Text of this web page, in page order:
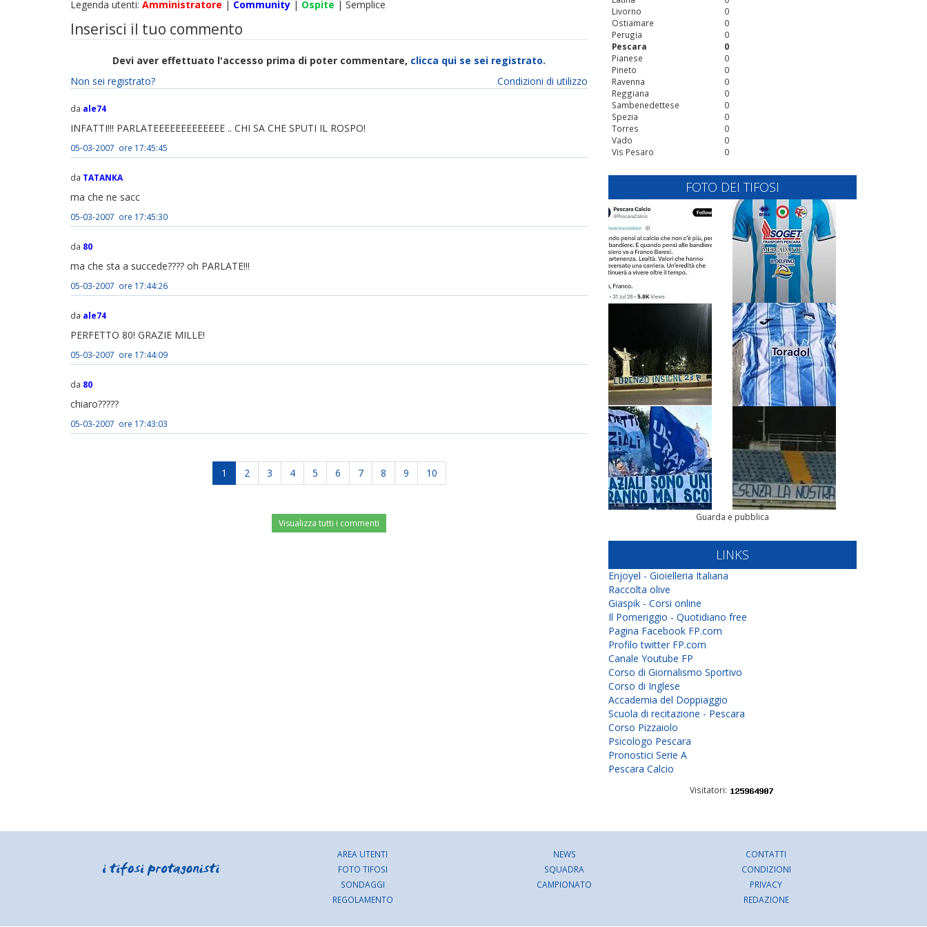
Legenda utenti: Amministratore | Community | Ospite | Semplice
Inserisci il tuo commento
Devi aver effettuato l'accesso prima di poter commentare, clicca qui se sei registrato.
Condizioni di utilizzo
Non sei registrato?
da ale74
INFATTI!!! PARLATEEEEEEEEEEEEE .. CHI SA CHE SPUTI IL ROSPO!
05-03-2007 ore 17:45:45
da TATANKA
ma che ne sacc
05-03-2007 ore 17:45:30
da 80
ma che sta a succede???? oh PARLATE!!!
05-03-2007 ore 17:44:26
da ale74
PERFETTO 80! GRAZIE MILLE!
05-03-2007 ore 17:44:09
da 80
chiaro?????
05-03-2007 ore 17:43:03
1 2 3 4 5 6 7 8 9 10
Visualizza tutti i commenti
0
Livorno
0
Ostiamare
0
Perugia
0
Pescara
0
Pianese
0
Pineto
0
Ravenna
0
Reggiana
0
Sambenedettese
0
Spezia
0
Torres
0
Vado
0
Vis Pesaro
FOTO DEI TIFOSI
Guarda e pubblica
LINKS
Enjoyel - Gioielleria Italiana
Raccolta olive
Giaspik - Corsi online
Il Pomeriggio - Quotidiano free
Pagina Facebook FP.com
Profilo twitter FP.com
Canale Youtube FP
Corso di Giornalismo Sportivo
Corso di Inglese
Accademia del Doppiaggio
Scuola di recitazione - Pescara
Corso Pizzaiolo
Psicologo Pescara
Pronostici Serie A
Pescara Calcio
Visitatori:
AREA UTENTI
FOTO TIFOSI
SONDAGGI
REGOLAMENTO
NEWS
SQUADRA
CAMPIONATO
CONTATTI
CONDIZIONI
PRIVACY
REDAZIONE